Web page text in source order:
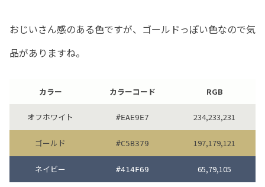
おじいさん感のある色ですが、ゴールドっぽい色なので気
品がありますね。
カラー カラーコード RGB
オフホワイト #EAE9E7 234,233,231
ゴールド #C5B379 197,179,121
ネイビー #414F69 65,79,105